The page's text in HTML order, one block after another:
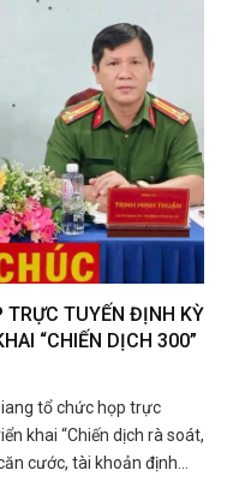
TRỰC TUYẾN ĐỊNH KỲ
“CHIẾN DỊCH 300”
tổ chức họp trực
khai “Chiến dịch rà soát,
cước, tài khoản định